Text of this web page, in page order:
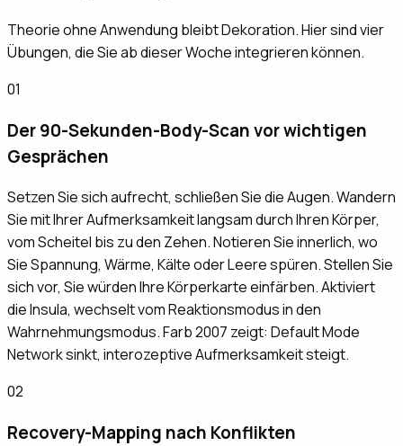
Theorie ohne Anwendung bleibt Dekoration. Hier sind vier
Übungen, die Sie ab dieser Woche integrieren können.
01
Der 90-Sekunden-Body-Scan vor wichtigen
Gesprächen
Setzen Sie sich aufrecht, schließen Sie die Augen. Wandern
Sie mit Ihrer Aufmerksamkeit langsam durch Ihren Körper,
vom Scheitel bis zu den Zehen. Notieren Sie innerlich, wo
Sie Spannung, Wärme, Kälte oder Leere spüren. Stellen Sie
sich vor, Sie würden Ihre Körperkarte einfärben. Aktiviert
die Insula, wechselt vom Reaktionsmodus in den
Wahrnehmungsmodus. Farb 2007 zeigt: Default Mode
Network sinkt, interozeptive Aufmerksamkeit steigt.
02
Recovery-Mapping nach Konflikten